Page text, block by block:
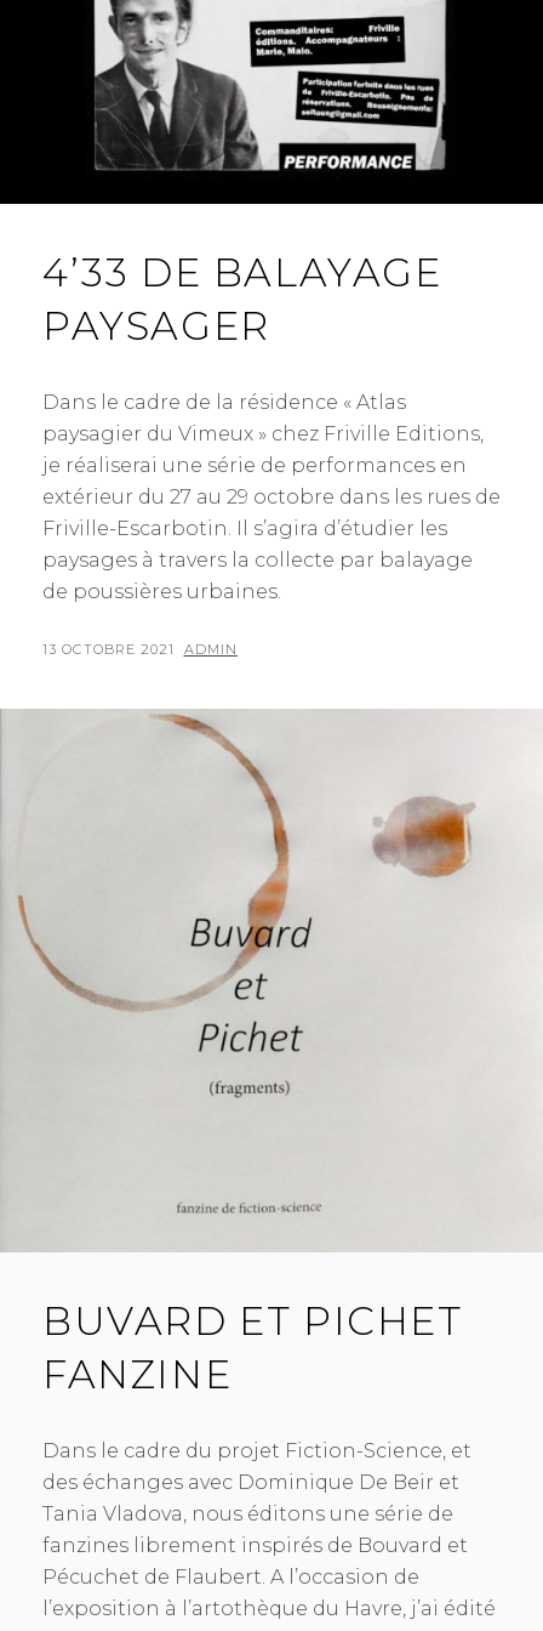
4’33 DE BALAYAGE
PAYSAGER
Dans le cadre de la résidence « Atlas
paysagier du Vimeux » chez Friville Editions,
je réaliserai une série de performances en
extérieur du 27 au 29 octobre dans les rues de
Friville-Escarbotin. Il s’agira d’étudier les
paysages à travers la collecte par balayage
de poussières urbaines.
POSTED
13 OCTOBRE 2021 BY
ADMIN
BUVARD ET PICHET
FANZINE
Dans le cadre du projet Fiction-Science, et
des échanges avec Dominique De Beir et
Tania Vladova, nous éditons une série de
fanzines librement inspirés de Bouvard et
Pécuchet de Flaubert. A l’occasion de
l’exposition à l’artothèque du Havre, j’ai édité